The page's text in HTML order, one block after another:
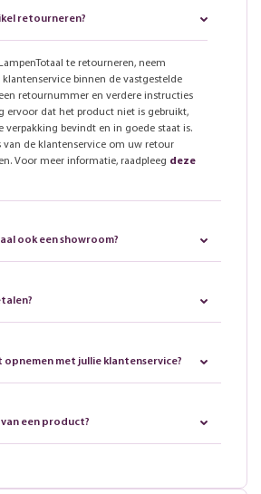
retourneren?
te retourneren, neem
binnen de vastgestelde
retournummer en verdere instructies
ervoor dat het product niet is gebruikt,
verpakking bevindt en in goede staat is.
van de klantenservice om uw retour
Voor meer informatie, raadpleeg deze
ook een showroom?
opnemen met jullie klantenservice?
een product?